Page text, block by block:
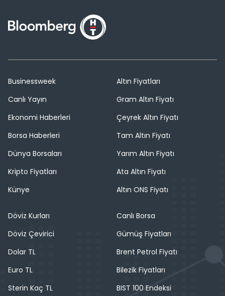
Businessweek
Canlı Yayın
Ekonomi Haberleri
Borsa Haberleri
Dünya Borsaları
Kripto Fiyatları
Künye
Altın Fiyatları
Gram Altın Fiyatı
Çeyrek Altın Fiyatı
Tam Altın Fiyatı
Yarım Altın Fiyatı
Ata Altın Fiyatı
Altın ONS Fiyatı
Döviz Kurları
Döviz Çevirici
Dolar TL
Euro TL
Sterin Kaç TL
Canlı Borsa
Gümüş Fiyatları
Brent Petrol Fiyatı
Bilezik Fiyatları
BIST 100 Endeksi